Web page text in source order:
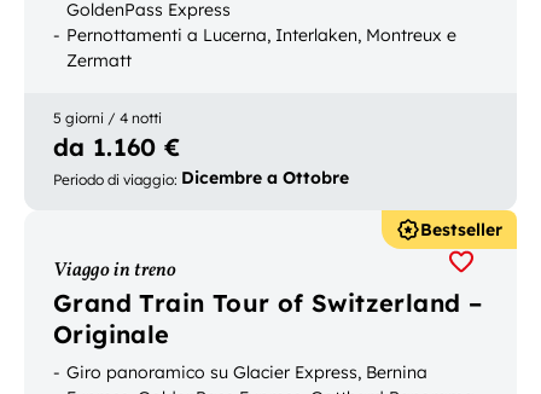
GoldenPass Express
Pernottamenti a Lucerna, Interlaken, Montreux e
Zermatt
solo viaggio
5 giorni / 4 notti
da 1.160 €
Periodo di viaggio: Dicembre a Ottobre
Bestseller
Viaggo in treno
Grand Train Tour of Switzerland –
Originale
Giro panoramico su Glacier Express, Bernina